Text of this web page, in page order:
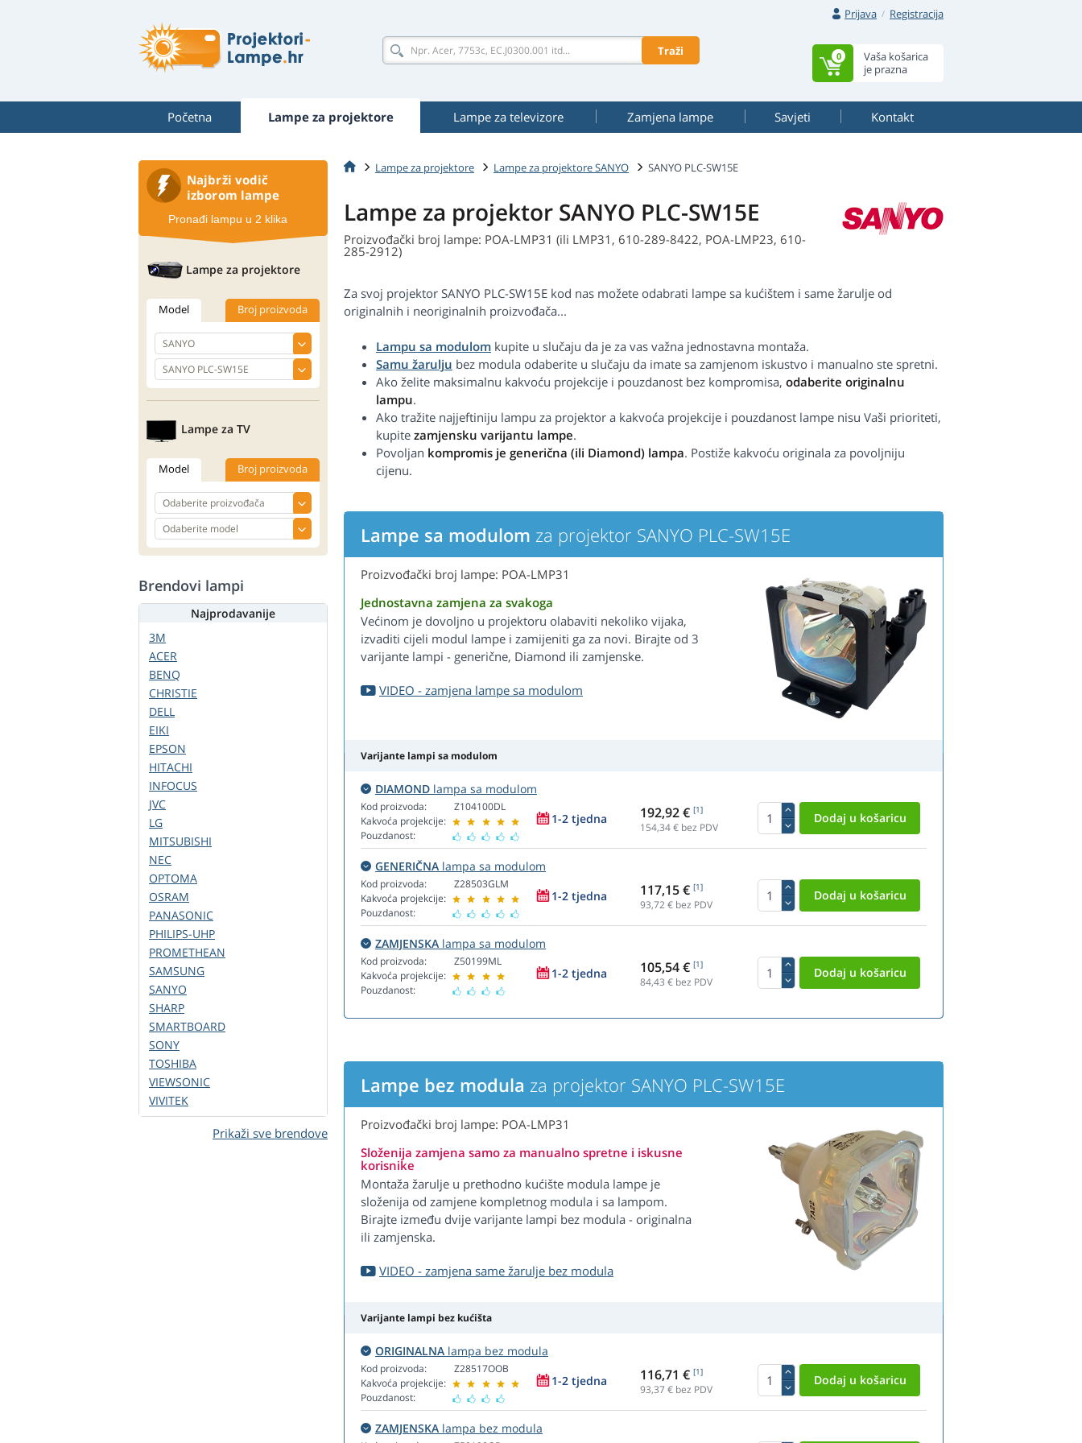
Prijava Registracija
Traži
Vaša košarica
je prazna
0
Početna Lampe za projektore Lampe za televizore Zamjena lampe Savjeti Kontakt
Lampe za projektore Lampe za projektore SANYO SANYO PLC-SW15E
Lampe za projektor SANYO PLC-SW15E
Proizvođački broj lampe: POA-LMP31 (ili LMP31, 610-289-8422, POA-LMP23, 610-
285-2912)
Za svoj projektor SANYO PLC-SW15E kod nas možete odabrati lampe sa kućištem i same žarulje od
originalnih i neoriginalnih proizvođača...
Lampu sa modulom kupite u slučaju da je za vas važna jednostavna montaža.
Samu žarulju bez modula odaberite u slučaju da imate sa zamjenom iskustvo i manualno ste spretni.
Ako želite maksimalnu kakvoću projekcije i pouzdanost bez kompromisa, odaberite originalnu
lampu.
Ako tražite najjeftiniju lampu za projektor a kakvoća projekcije i pouzdanost lampe nisu Vaši prioriteti,
kupite zamjensku varijantu lampe.
Povoljan kompromis je generična (ili Diamond) lampa. Postiže kakvoću originala za povoljniju
cijenu.
Lampe sa modulom za projektor SANYO PLC-SW15E
Proizvođački broj lampe: POA-LMP31
Jednostavna zamjena za svakoga
Većinom je dovoljno u projektoru olabaviti nekoliko vijaka,
izvaditi cijeli modul lampe i zamijeniti ga za novi. Birajte od 3
varijante lampi - generične, Diamond ili zamjenske.
VIDEO - zamjena lampe sa modulom
Varijante lampi sa modulom
DIAMOND lampa sa modulom
Kod proizvoda:
Kakvoća projekcije:
Pouzdanost:
Z104100DL
1-2 tjedna 192,92 € [1]
154,34€ bez PDV
GENERIČNA lampa sa modulom
Kod proizvoda:
Kakvoća projekcije:
Pouzdanost:
Z28503GLM
1-2 tjedna 117,15 € [1]
93,72€ bez PDV
ZAMJENSKA lampa sa modulom
Kod proizvoda:
Kakvoća projekcije:
Pouzdanost:
Z50199ML
1-2 tjedna 105,54 € [1]
84,43 € bez PDV
Lampe bez modula za projektor SANYO PLC-SW15E
Proizvođački broj lampe: POA-LMP31
Složenija zamjena samo za manualno spretne i iskusne
korisnike
Montaža žarulje u prethodno kućište modula lampe je
složenija od zamjene kompletnog modula i sa lampom.
Birajte između dvije varijante lampi bez modula - originalna
ili zamjenska.
VIDEO - zamjena same žarulje bez modula
Varijante lampi bez kućišta
ORIGINALNA lampa bez modula
Kod proizvoda:
Kakvoća projekcije:
Pouzdanost:
Z28517OOB
1-2 tjedna 116,71 € [1]
93,37 € bez PDV
ZAMJENSKA lampa bez modula
Najbrži vodič
izborom lampe
Pronađi lampu u 2 klika
Lampe za projektore
Model Broj proizvoda
Lampe za TV
Model Broj proizvoda
Brendovi lampi
Najprodavanije
3M
ACER
BENQ
CHRISTIE
DELL
EIKI
EPSON
HITACHI
INFOCUS
JVC
LG
MITSUBISHI
NEC
OPTOMA
OSRAM
PANASONIC
PHILIPS-UHP
PROMETHEAN
SAMSUNG
SANYO
SHARP
SMARTBOARD
SONY
TOSHIBA
VIEWSONIC
VIVITEK
Prikaži sve brendove